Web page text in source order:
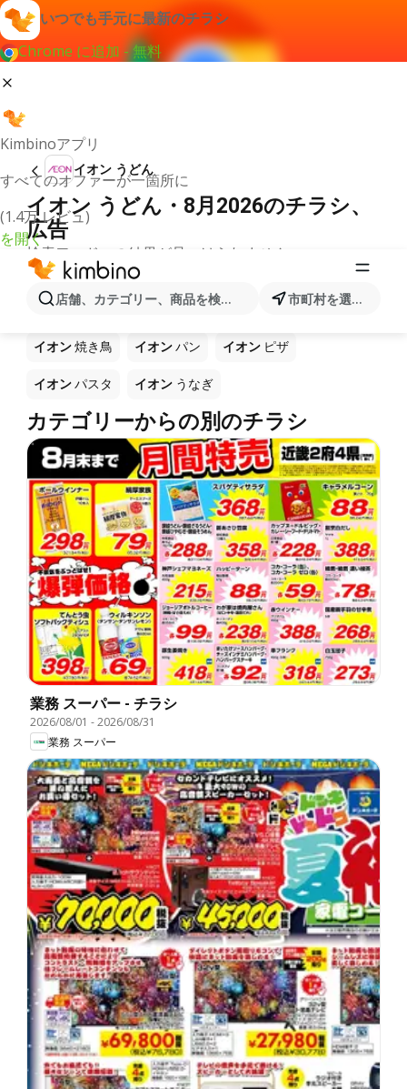
いつでも手元に最新のチラシ
Chrome に追加 - 無料
Kimbinoアプリ
すべてのオファーが一箇所に
(1.4万 レビュ)
を開く
店舗、カテゴリー、商品を検索... 市町村を選択します
イオン うどん
イオン うどん・8月2026のチラシ、
広告
検索ワードへの結果が見つけられません。
ショップ イオン で販売中の他製品
イオンラーメン イオンコーヒー イオン ご飯
イオン焼き鳥 イオンパン イオン ピザ
イオンパスタ イオン うなぎ
カテゴリーからの別のチラシ
業務 スーパー - チラシ
2026/08/01 -2026/08/31
業務 スーパー